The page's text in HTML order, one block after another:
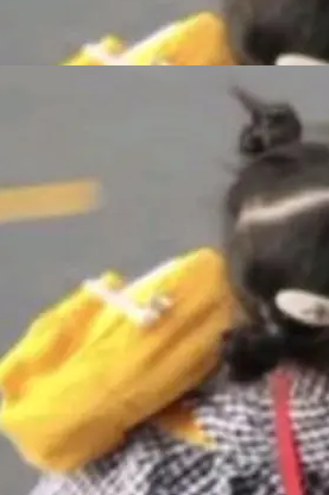
中，则它们将不再关
交由 AI 分析提炼。
满意。这一方法也为
新版本的思路。
里的话。8 月 4 日，
年 8 月 1 日起，
，最长 6 个月。发
览器、无数的基础设
而过去十年，维护它
具体更新内容如
包含多项增强功能：
a>）</l
题转交给搜索引擎。
show_
点是：容器不适合 Ag
Isolate。 Cloudflare
谦虚的——他们用 W
用 CEO Matthew Pri
在用 Isolate 运行代
器，它们需要的是 Iso
容器的问题在于启动
要执行的任务可能
，但容器从冷启动到
十...
记录回应苹果
this wron
OpenAI 告上法庭，指
商业秘密。苹果的诉
统性地从前东家挖
OpenAI 没发律师
在官网贴了一篇博
is getting this wro
和 iMessage 聊天记
了 苹果外部律师 Gabr
上架WorkBu
干活的AI办公
蒙PC版上架HUAWE
直接下载即可使
致。值得一提的是，
板接入WorkBuddy P
“Lei”，以此纪